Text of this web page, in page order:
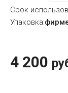
Срок
Упаковка:
4 200